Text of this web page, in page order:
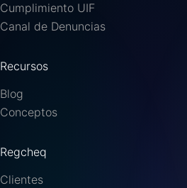
Cumplimiento UIF
Canal de Denuncias
Recursos
Blog
Conceptos
Regcheq
Clientes